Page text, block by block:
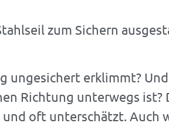
zum Sichern
ungesichert erklimmt?
Richtung unterwegs ist?
oft unterschätzt. Auch